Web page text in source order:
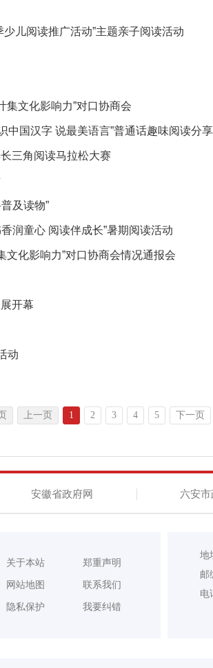
儿阅读推广活动”主题亲子阅读活动
集文化影响力”对口协商会
国汉字 说最美语言”普通话趣味阅读分
三角阅读马拉松大赛
及读物”
润童心 阅读伴成长”暑期阅读活动
文化影响力”对口协商会情况通报会
开幕
动
上一页 1 2 3 4 5 下一页
安徽省政府网 六安市
关于本站
郑重声明
网站地图
联系我们
隐私保护
我要纠错
地
邮
电